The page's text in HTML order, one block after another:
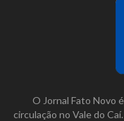
O Jornal Fato Novo
circulação no Vale do